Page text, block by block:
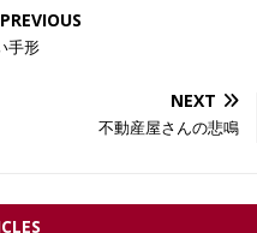
PREVIOUS
手形
NEXT
不動産屋さんの悲鳴